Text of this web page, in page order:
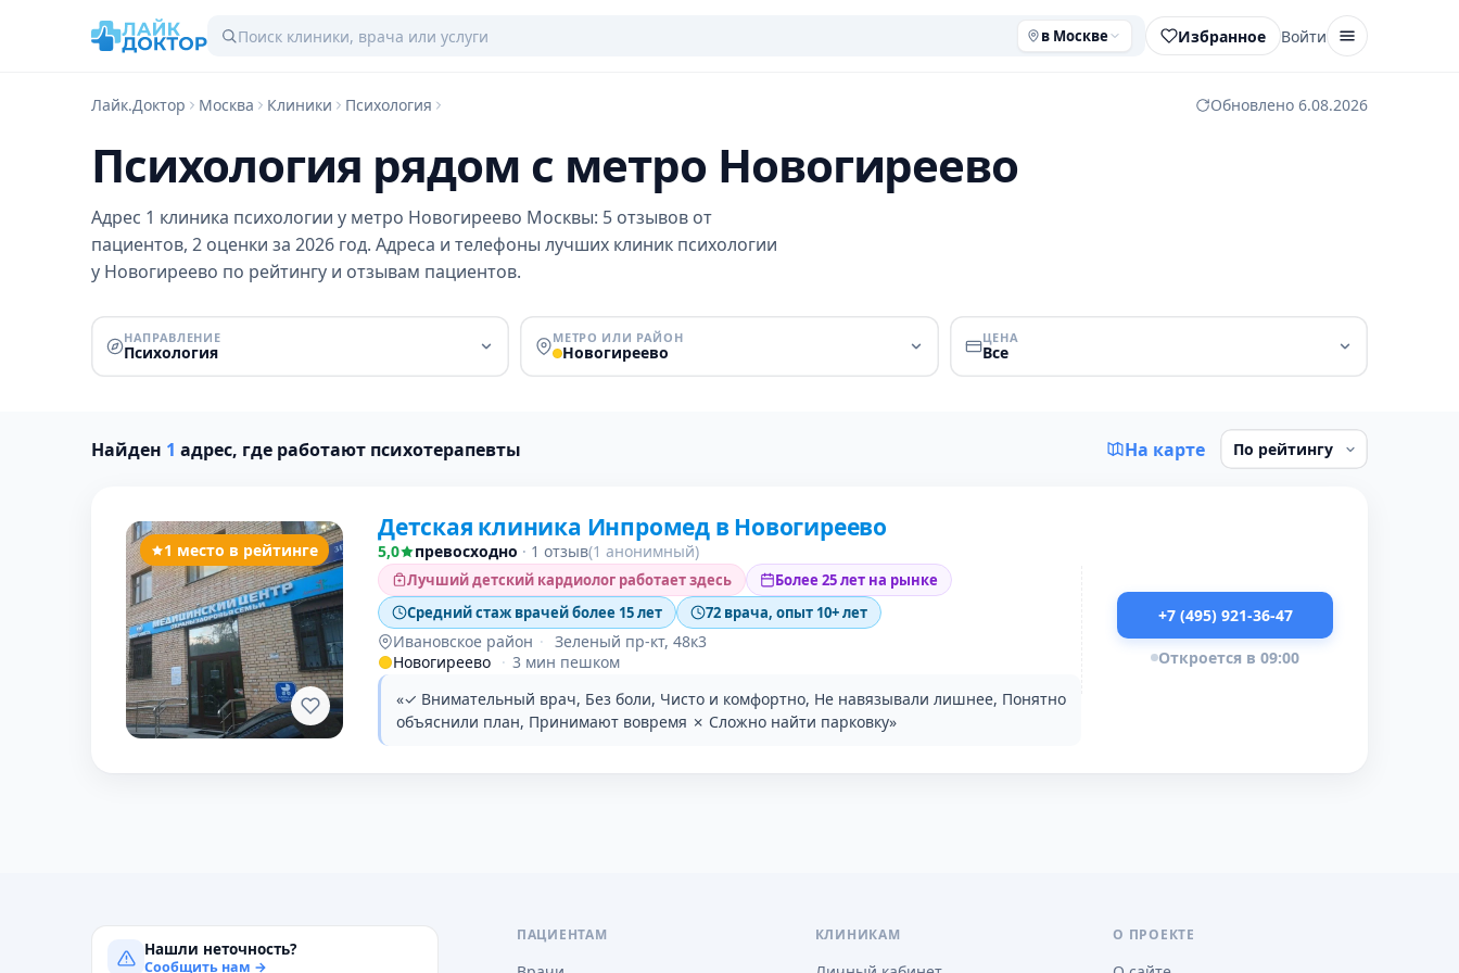
в Москве Избранное Войти
Лайк.Доктор Москва Клиники Психология Обновлено 6.08.2026
Психология рядом с метро Новогиреево
Адрес 1 клиника психологии у метро Новогиреево Москвы: 5 отзывов от
пациентов, 2 оценки за 2026 год. Адреса и телефоны лучших клиник психологии
у Новогиреево по рейтингу и отзывам пациентов.
НАПРАВЛЕНИЕ
Психология
МЕТРО ИЛИ РАЙОН
Новогиреево
ЦЕНА
Все
Найден 1 адрес, где работают психотерапевты На карте
1 место в рейтинге
Детская клиника Инпромед в Новогиреево
5,0 превосходно · 1 отзыв(1 анонимный)
Лучший детский кардиолог работает здесь
Более 25 лет на рынке
Средний стаж врачей более 15 лет
72 врача, опыт 10+ лет
Ивановское район · Зеленый пр-кт, 48к3
Новогиреево · 3 мин пешком
«✓ Внимательный врач, Без боли, Чисто и комфортно, Не навязывали лишнее, Понятно
объяснили план, Принимают вовремя ✗ Сложно найти парковку»
+7 (495) 921-36-47
Откроется в 09:00
Нашли неточность?
Сообщить нам →
ПАЦИЕНТАМ КЛИНИКАМ О ПРОЕКТЕ